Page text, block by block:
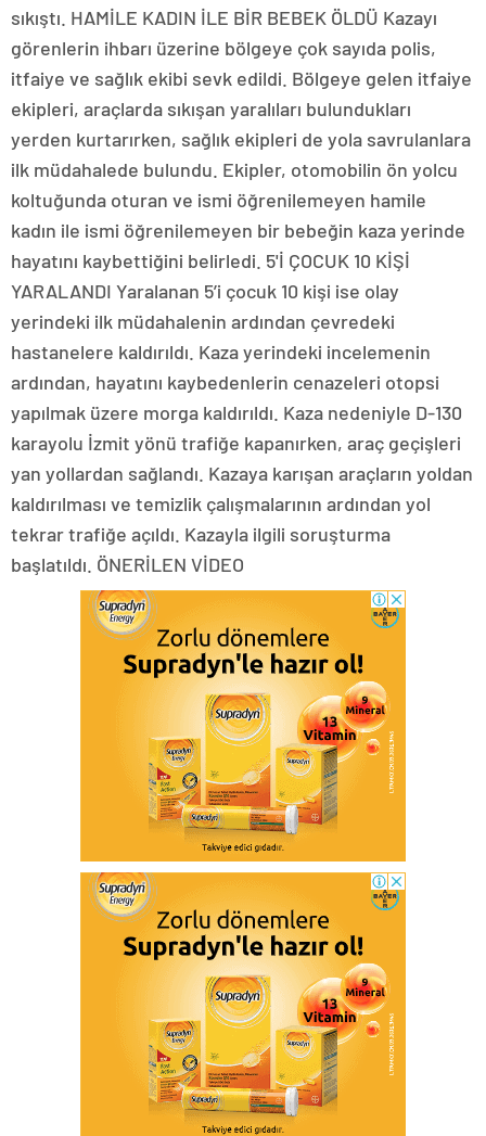
sıkıştı. HAMİLE KADIN İLE BİR BEBEK ÖLDÜ Kazayı
görenlerin ihbarı üzerine bölgeye çok sayıda polis,
itfaiye ve sağlık ekibi sevk edildi. Bölgeye gelen itfaiye
ekipleri, araçlarda sıkışan yaralıları bulundukları
yerden kurtarırken, sağlık ekipleri de yola savrulanlara
ilk müdahalede bulundu. Ekipler, otomobilin ön yolcu
koltuğunda oturan ve ismi öğrenilemeyen hamile
kadın ile ismi öğrenilemeyen bir bebeğin kaza yerinde
hayatını kaybettiğini belirledi. 5'İ ÇOCUK 10 KİŞİ
YARALANDI Yaralanan 5’i çocuk 10 kişi ise olay
yerindeki ilk müdahalenin ardından çevredeki
hastanelere kaldırıldı. Kaza yerindeki incelemenin
ardından, hayatını kaybedenlerin cenazeleri otopsi
yapılmak üzere morga kaldırıldı. Kaza nedeniyle D-130
karayolu İzmit yönü trafiğe kapanırken, araç geçişleri
yan yollardan sağlandı. Kazaya karışan araçların yoldan
kaldırılması ve temizlik çalışmalarının ardından yol
tekrar trafiğe açıldı. Kazayla ilgili soruşturma
başlatıldı. ÖNERİLEN VİDEO